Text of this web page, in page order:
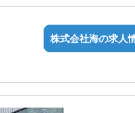
歩合給
株式会社海の求人